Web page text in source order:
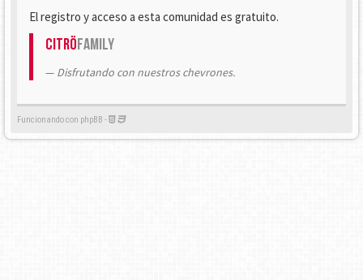
El registro y acceso a esta comunidad es gratuito.
CitröFamily
Disfrutando con nuestros chevrones.
Funcionando con phpBB -